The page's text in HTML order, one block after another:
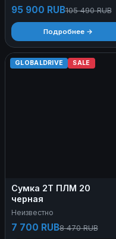
95 900 RUB105 490 RUB
Подробнее →
GLOBALDRIVE SALE
Сумка 2Т ПЛМ 20
черная
Неизвестно
7 700 RUB8 470 RUB